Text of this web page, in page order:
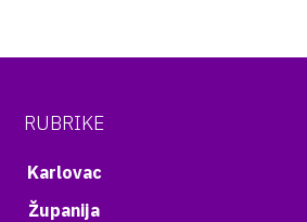
RUBRIKE
Karlovac
Županija